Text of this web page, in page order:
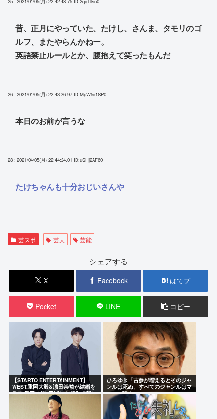
25 : 2021/04/05(月) 22:42:48.75 ID:2qqTlkio0
昔、正月にやっていた、たけし、さんま、タモリのゴ
ルフ、またやらんかねー。
英語禁止ルールとか、腹抱えて笑ったもんだ
26 : 2021/04/05(月) 22:43:26.97 ID:MpW5c1SP0
本日のお前が言うな
28 : 2021/04/05(月) 22:44:24.01 ID:uSHj2AF60
たけちゃんも十分おじいさんや
芸スポ 芸人 芸能
シェアする
X Facebook はてブ
Pocket LINE コピー
【STARTO ENTERTAINMENT】
WEST.重岡大毅&濵田崇裕が結婚を
発表 重岡は第1子誕生も報告「新し
い命迎えた」メンバー過半数が既婚
ひろゆき「古参が増えるとそのジャ
ンルは死ぬ。すべてのジャンルはマ
ニアが潰す」